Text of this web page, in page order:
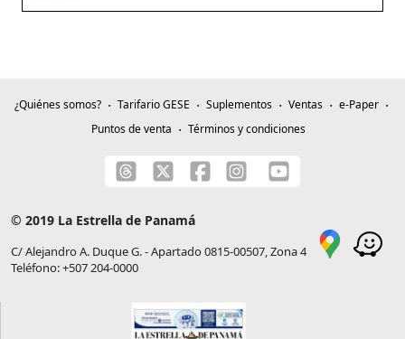
¿Quiénes somos? Tarifario GESE Suplementos Ventas
e-Paper
Puntos de venta
Términos y condiciones
© 2019 La Estrella de Panamá
C/ Alejandro A. Duque G. - Apartado 0815-00507, Zona 4
Teléfono: +507 204-0000